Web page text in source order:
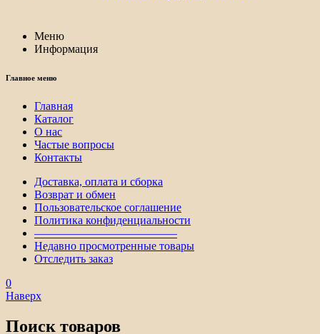
Меню
Информация
Главное меню
Главная
Каталог
О нас
Частые вопросы
Контакты
Доставка, оплата и сборка
Возврат и обмен
Пользовательское соглашение
Политика конфиденциальности
————————————–
Недавно просмотренные товары
Отследить заказ
0
Наверх
Поиск товаров